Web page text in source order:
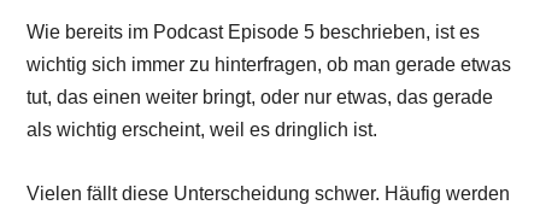
Wie bereits im Podcast Episode 5 beschrieben, ist es
wichtig sich immer zu hinterfragen, ob man gerade etwas
tut, das einen weiter bringt, oder nur etwas, das gerade
als wichtig erscheint, weil es dringlich ist.
Vielen fällt diese Unterscheidung schwer. Häufig werden